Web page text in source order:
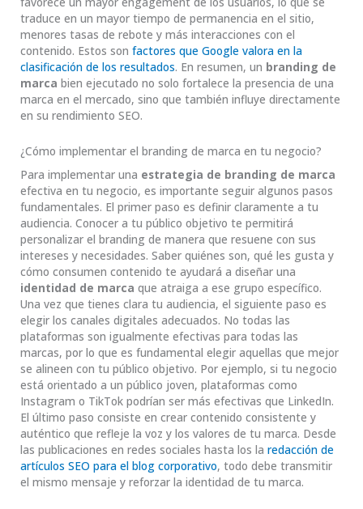
traduce en un mayor tiempo de permanencia en el sitio,
menores tasas de rebote y más interacciones con el
contenido. Estos son factores que Google valora en la
clasificación de los resultados. En resumen, un branding de
marca bien ejecutado no solo fortalece la presencia de una
marca en el mercado, sino que también influye directamente
en su rendimiento SEO.
¿Cómo implementar el branding de marca en tu negocio?
Para implementar una estrategia de branding de marca
efectiva en tu negocio, es importante seguir algunos pasos
fundamentales. El primer paso es definir claramente a tu
audiencia. Conocer a tu público objetivo te permitirá
personalizar el branding de manera que resuene con sus
intereses y necesidades. Saber quiénes son, qué les gusta y
cómo consumen contenido te ayudará a diseñar una
identidad de marca que atraiga a ese grupo específico.
Una vez que tienes clara tu audiencia, el siguiente paso es
elegir los canales digitales adecuados. No todas las
plataformas son igualmente efectivas para todas las
marcas, por lo que es fundamental elegir aquellas que mejor
se alineen con tu público objetivo. Por ejemplo, si tu negocio
está orientado a un público joven, plataformas como
Instagram o TikTok podrían ser más efectivas que LinkedIn.
El último paso consiste en crear contenido consistente y
auténtico que refleje la voz y los valores de tu marca. Desde
las publicaciones en redes sociales hasta los la redacción de
artículos SEO para el blog corporativo, todo debe transmitir
el mismo mensaje y reforzar la identidad de tu marca.